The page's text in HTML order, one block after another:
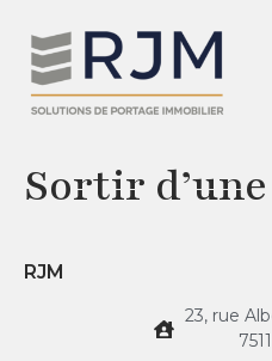
Sortir
RJM
23, rue